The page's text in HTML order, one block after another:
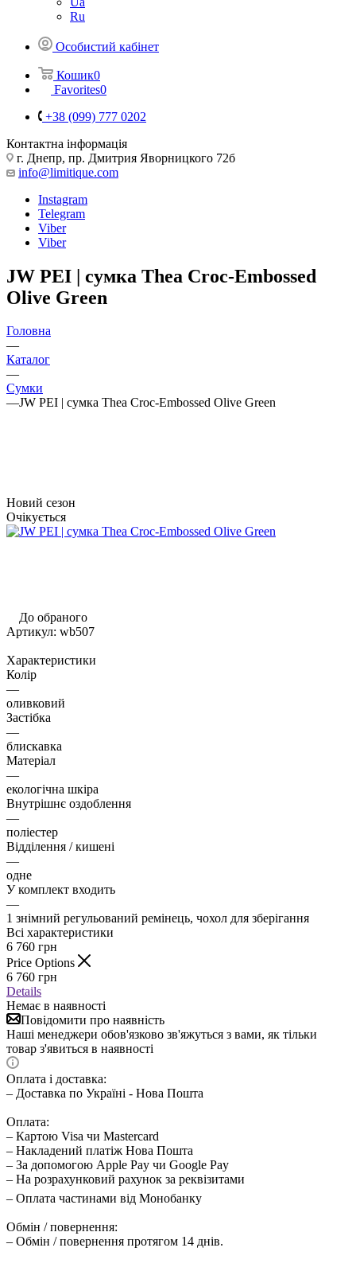
Ru
Особистий кабінет
Кошик0
Favorites0
+38 (099) 777 0202
Контактна інформація
г. Днепр, пр. Дмитрия Яворницкого 72б
info@limitique.com
Instagram
Telegram
Viber
Viber
JW PEI | сумка Thea Croc-Embossed
Olive Green
Головна
—
Каталог
—
Сумки
—JW PEI | сумка Thea Croc-Embossed Olive Green
Новий сезон
Очікується
До обраного
Артикул: wb507
Характеристики
Колір
—
оливковий
Застібка
—
блискавка
Матеріал
—
екологічна шкіра
Внутрішнє оздоблення
—
поліестер
Відділення / кишені
—
одне
У комплект входить
—
1 знімний регульований ремінець, чохол для зберігання
Всі характеристики
6 760 грн
Price Options
6 760 грн
Details
Немає в наявності
Повідомити про наявність
Наші менеджери обов'язково зв'яжуться з вами, як тільки
товар з'явиться в наявності
Оплата і доставка:
– Доставка по Україні - Нова Пошта
Оплата:
– Картою Visa чи Mastercard
– Накладений платіж Нова Пошта
– За допомогою Apple Pay чи Google Pay
– На розрахунковий рахунок за реквізитами
– Оплата частинами від Монобанку
Обмін / повернення:
– Обмін / повернення протягом 14 днів.